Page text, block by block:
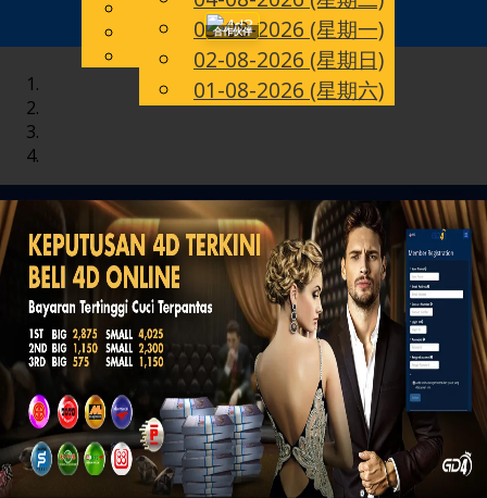
CN
English
Chinese
Malay
03-08-2026 (星期一)
02-08-2026 (星期日)
01-08-2026 (星期六)
合作伙伴
Toggle
navigation